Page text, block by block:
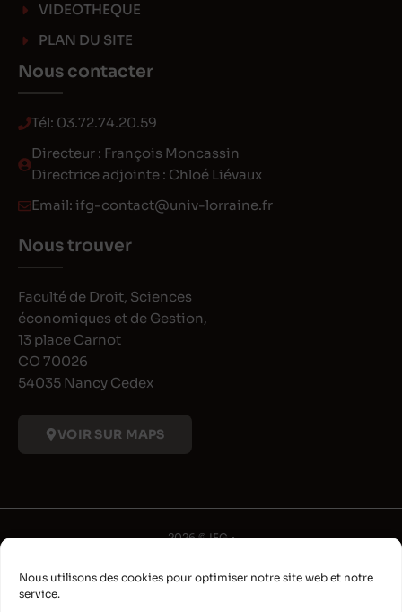
Nous utilisons des cookies pour optimiser notre site web et notre
service.
VIDEOTHEQUE
PLAN DU SITE
Nous contacter
Tél: 03.72.74.20.59
Directeur : François Moncassin
Directrice adjointe : Chloé Liévaux
Email: ifg-contact@univ-lorraine.fr
Nous trouver
Faculté de Droit, Sciences
économiques et de Gestion,
13 place Carnot
CO 70026
54035 Nancy Cedex
VOIR SUR MAPS
2026 © IFG •
•